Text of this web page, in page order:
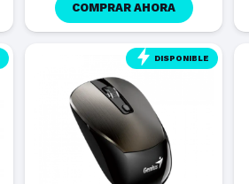
COMPRAR AHORA
DISPONIBLE